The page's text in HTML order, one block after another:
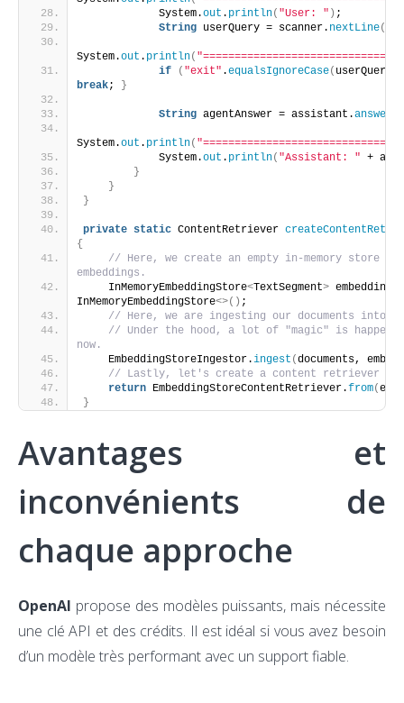
            System.
out . println( "User: " ) ;
String userQuery = scanner. nextLine()
System.out . println(
if
( "exit" .equalsIgnoreCase( userQuery
break; }
String agentAnswer = assistant.answer
System.out . println(
            System.
out . println( "Assistant: " +
}
}
}
private static ContentRetriever
{
// Here, we create an empty in-memory store
embeddings.
    InMemoryEmbeddingStore
<TextSegment>
InMemoryEmbeddingStore<>() ;
// Here, we are ingesting our documents into
// Under the hood, a lot of "magic" is
now.
    EmbeddingStoreIngestor.
ingest (documents,
// Lastly, let's create a content retriever from
return EmbeddingStoreContentRetriever.from(
}
Avantages et
inconvénients de
chaque approche
OpenAI propose des modèles puissants, mais nécessite
une clé API et des crédits. Il est idéal si vous avez besoin
d’un modèle très performant avec un support fiable.